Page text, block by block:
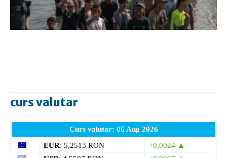
curs valutar
Curs valutar: 06 Aug 2026
EUR: 5,2513 RON
+0,0024 ▲